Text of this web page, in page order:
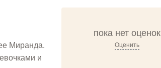
Миранда.
и
пока нет оценок
Оценить